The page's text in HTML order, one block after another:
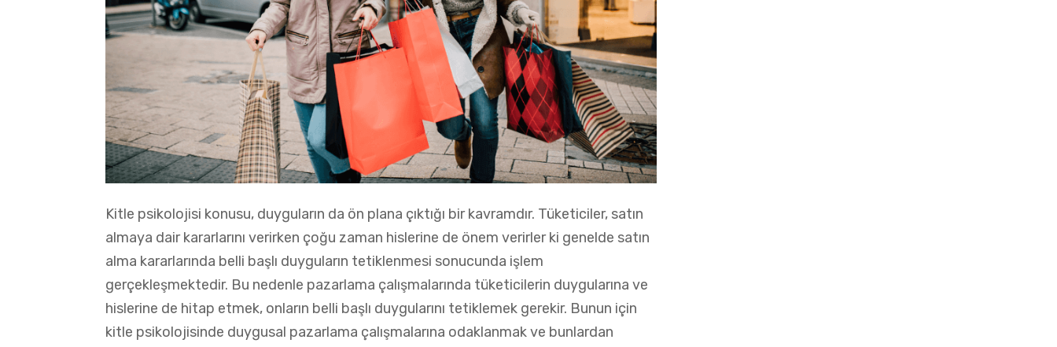
Kitle psikolojisi konusu, duyguların da ön plana çıktığı bir kavramdır. Tüketiciler, satın
almaya dair kararlarını verirken çoğu zaman hislerine de önem verirler ki genelde satın
alma kararlarında belli başlı duyguların tetiklenmesi sonucunda işlem
gerçekleşmektedir. Bu nedenle pazarlama çalışmalarında tüketicilerin duygularına ve
hislerine de hitap etmek, onların belli başlı duygularını tetiklemek gerekir. Bunun için
kitle psikolojisinde duygusal pazarlama çalışmalarına odaklanmak ve bunlardan